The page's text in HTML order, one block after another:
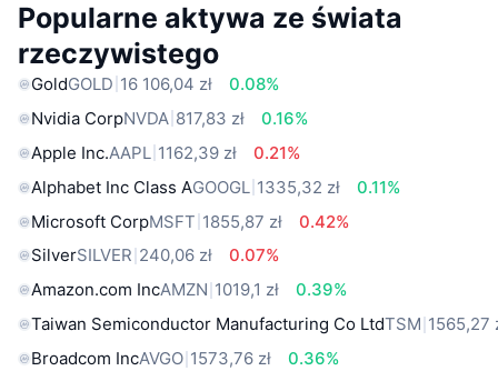
Popularne aktywa ze świata
rzeczywistego
GoldGOLD 16 106,04 zł
0.08%
Nvidia CorpNVDA 817,83 zł
0.16%
Apple Inc.AAPL 1162,39 zł
0.21%
Alphabet Inc Class AGOOGL 1335,32 zł
0.11%
Microsoft CorpMSFT 1855,87 zł
0.42%
SilverSILVER 240,06 zł
0.07%
Amazon.com IncAMZN 1019,1 zł
0.39%
Taiwan Semiconductor Manufacturing Co LtdTSM 1565,27
Broadcom IncAVGO 1573,76 zł
0.36%